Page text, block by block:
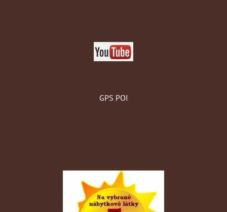
GPS POI